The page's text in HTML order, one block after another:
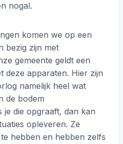
nogal.
komen we op een
bezig zijn met
gemeente geldt een
deze apparaten. Hier zijn
namelijk heel wat
de bodem
je die opgraaft, dan kan
opleveren. Ze
hebben en hebben zelfs